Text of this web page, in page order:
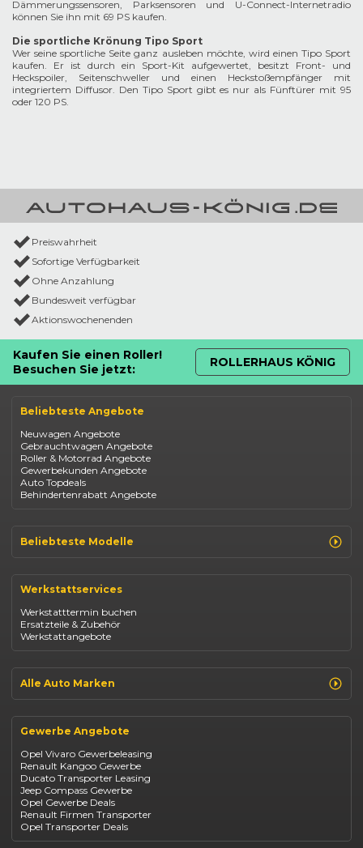
Dämmerungssensoren, Parksensoren und U-Connect-Internetradio
können Sie ihn mit 69 PS kaufen.
Die sportliche Krönung Tipo Sport
Wer seine sportliche Seite ganz ausleben möchte, wird einen Tipo Sport
kaufen. Er ist durch ein Sport-Kit aufgewertet, besitzt Front- und
Heckspoiler, Seitenschweller und einen Heckstoßempfänger mit
integriertem Diffusor. Den Tipo Sport gibt es nur als Fünftürer mit 95
oder 120 PS.
Preiswahrheit
Sofortige Verfügbarkeit
Ohne Anzahlung
Bundesweit verfügbar
Aktionswochenenden
Kaufen Sie einen Roller!
Besuchen Sie jetzt:
ROLLERHAUS KÖNIG
Beliebteste Angebote
Neuwagen Angebote
Gebrauchtwagen Angebote
Roller & Motorrad Angebote
Gewerbekunden Angebote
Auto Topdeals
Behindertenrabatt Angebote
Beliebteste Modelle
Opel Corsa
Fiat 500
Dacia Duster
Dacia Sandero
Jeep Compass
Suzuki Vitara
Suzuki Swift
Mazda CX-30
Werkstattservices
Werkstatttermin buchen
Ersatzteile & Zubehör
Werkstattangebote
Alle Auto Marken
Opel
Fiat
Jeep
Suzuki
BYD
Kia
Mazda
Citroën
Abarth
Fiat Professional
Gewerbe Angebote
Opel Vivaro Gewerbeleasing
Renault Kangoo Gewerbe
Ducato Transporter Leasing
Jeep Compass Gewerbe
Opel Gewerbe Deals
Renault Firmen Transporter
Opel Transporter Deals